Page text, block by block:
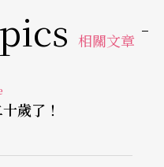
年合作的作品，無故
經驗。也讓曾引用
「意識形態」廣告
沙灘上的愛因斯坦》
相關文章
歲了！